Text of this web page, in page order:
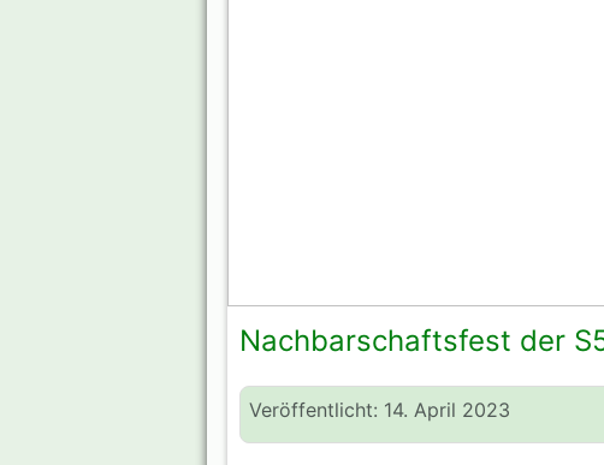
Nachbarschaftsfest der
Veröffentlicht: 14. April 2023